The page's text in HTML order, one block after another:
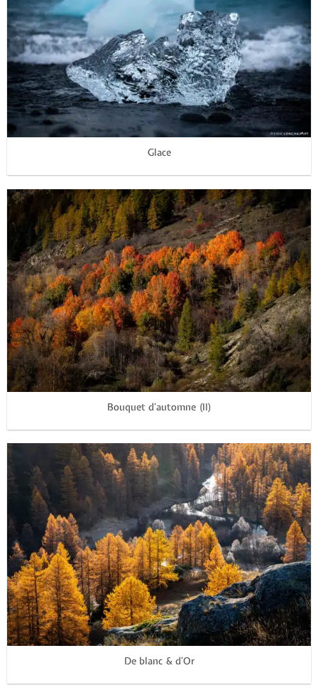
Glace
Bouquet d’automne (II)
De blanc & d’Or